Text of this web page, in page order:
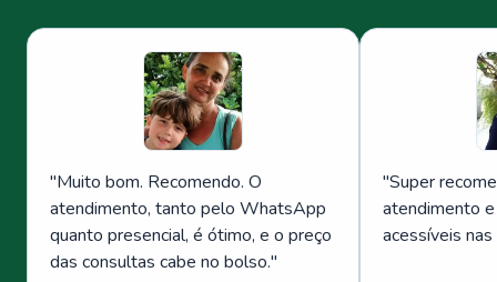
"Muito bom. Recomendo. O
atendimento, tanto pelo WhatsApp
quanto presencial, é ótimo, e o preço
das consultas cabe no bolso."
"Super
atendimento
acessíveis